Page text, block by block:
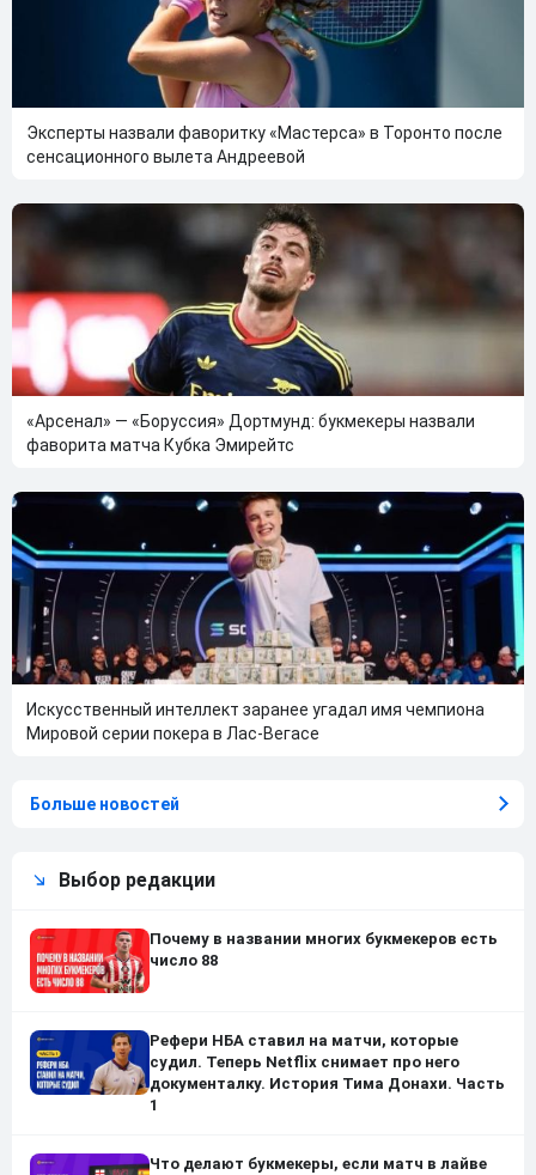
Эксперты назвали фаворитку «Мастерса» в Торонто после
сенсационного вылета Андреевой
«Арсенал» — «Боруссия» Дортмунд: букмекеры назвали
фаворита матча Кубка Эмирейтс
Искусственный интеллект заранее угадал имя чемпиона
Мировой серии покера в Лас-Вегасе
Больше новостей
Выбор редакции
Почему в названии многих букмекеров есть
число 88
Рефери НБА ставил на матчи, которые
судил. Теперь Netflix снимает про него
документалку. История Тима Донахи. Часть
1
Что делают букмекеры, если матч в лайве